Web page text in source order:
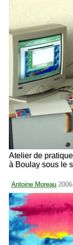
Atelier de
à Boulay sous le
Antoine Moreau